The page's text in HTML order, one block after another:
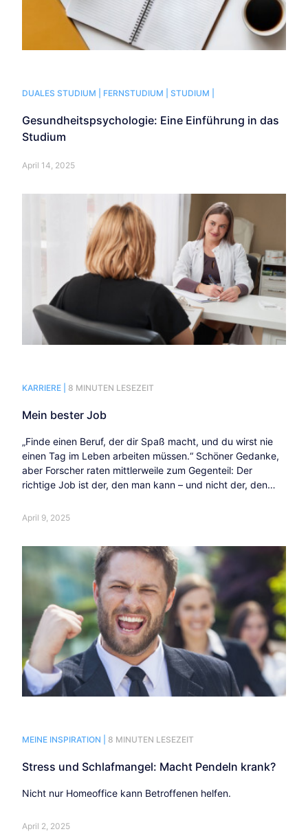
DUALES STUDIUM | FERNSTUDIUM | STUDIUM |
Gesundheitspsychologie: Eine Einführung in das
Studium
April 14, 2025
KARRIERE | 8 MINUTEN LESEZEIT
Mein bester Job
„Finde einen Beruf, der dir Spaß macht, und du wirst nie
einen Tag im Leben arbeiten müssen.“ Schöner Gedanke,
aber Forscher raten mittlerweile zum Gegenteil: Der
richtige Job ist der, den man kann – und nicht der, den
April 9, 2025
MEINE INSPIRATION | 8 MINUTEN LESEZEIT
Stress und Schlafmangel: Macht Pendeln krank?
Nicht nur Homeoffice kann Betroffenen helfen.
April 2, 2025